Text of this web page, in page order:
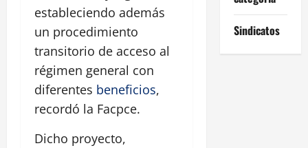
estableciendo además
un procedimiento
transitorio de acceso al
régimen general con
diferentes beneficios,
recordó la Facpce.
Dicho proyecto,
Sindicatos